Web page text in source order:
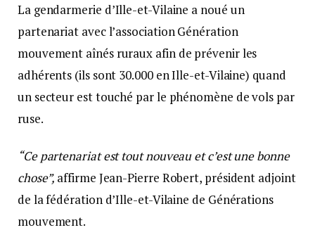
La gendarmerie d’Ille-et-Vilaine a noué un
partenariat avec l’association Génération
mouvement aînés ruraux afin de prévenir les
adhérents (ils sont 30.000 en Ille-et-Vilaine) quand
un secteur est touché par le phénomène de vols par
ruse.
“Ce partenariat est tout nouveau et c’est une bonne
chose”, affirme Jean-Pierre Robert, président adjoint
de la fédération d’Ille-et-Vilaine de Générations
mouvement.